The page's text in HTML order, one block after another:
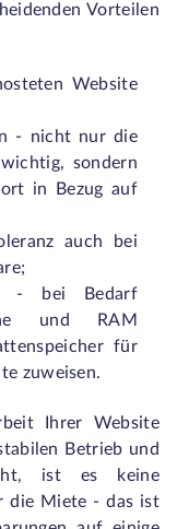
Vorteilen
Website
- nicht nur die
sondern
in Bezug auf
auch bei
- bei Bedarf
und RAM
für
zuweisen.
Ihrer Website
Betrieb und
ist es keine
die Miete - das ist